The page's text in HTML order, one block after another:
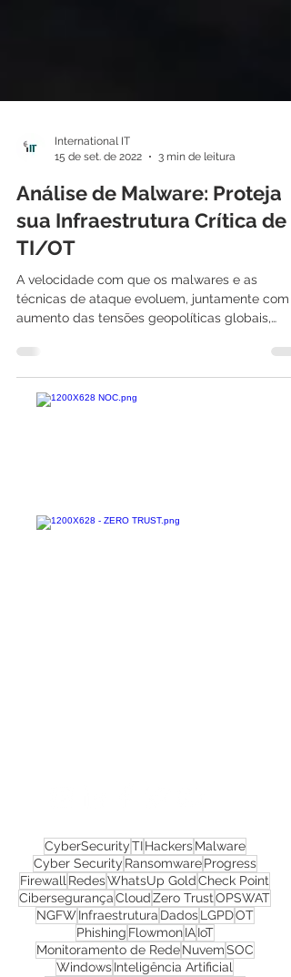
15 de set. de 2022
3 min de leitura
Análise de Malware: Proteja
sua Infraestrutura Crítica de
TI/OT
A velocidade com que os malwares e as
aumento das tensões geopolíticas globais,
CyberSecurityTIHackersMalware
Cyber Security RansomwareProgress
FirewallRedesWhatsUp Gold Check Point
CibersegurançaCloudZero Trust
NGFWInfraestruturaDadosLGPDOT
PhishingFlowmon IAIoT